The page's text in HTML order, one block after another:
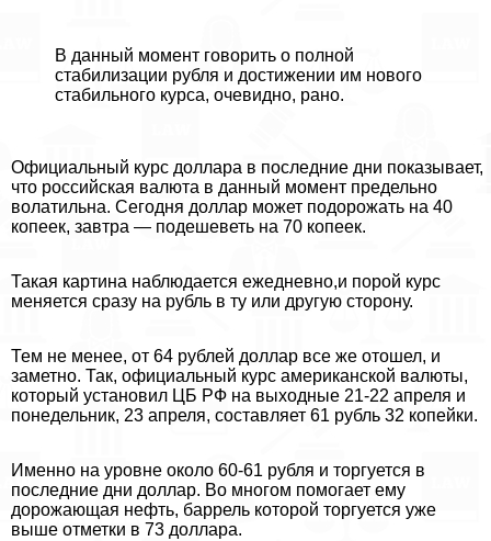
В данный момент говорить о полной
стабилизации рубля и достижении им нового
стабильного курса, очевидно, рано.
Официальный курс доллара в последние дни показывает,
что российская валюта в данный момент предельно
волатильна. Сегодня доллар может подорожать на 40
копеек, завтра — подешеветь на 70 копеек.
Такая картина наблюдается ежедневно,и порой курс
меняется сразу на рубль в ту или другую сторону.
Тем не менее, от 64 рублей доллар все же отошел, и
заметно. Так, официальный курс американской валюты,
который установил ЦБ РФ на выходные 21-22 апреля и
понедельник, 23 апреля, составляет 61 рубль 32 копейки.
Именно на уровне около 60-61 рубля и торгуется в
последние дни доллар. Во многом помогает ему
дорожающая нефть, баррель которой торгуется уже
выше отметки в 73 доллара.